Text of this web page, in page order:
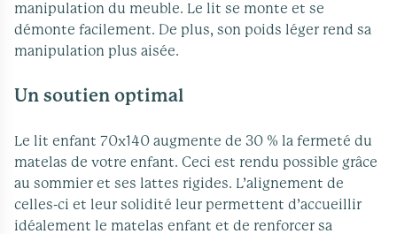
manipulation du meuble. Le lit se monte et se
démonte facilement. De plus, son poids léger rend sa
manipulation plus aisée.
Un soutien optimal
Le lit enfant 70x140 augmente de 30 % la fermeté du
matelas de votre enfant. Ceci est rendu possible grâce
au sommier et ses lattes rigides. L’alignement de
celles-ci et leur solidité leur permettent d’accueillir
idéalement le matelas enfant et de renforcer sa